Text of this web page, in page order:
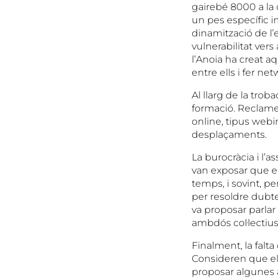
gairebé 8000 a la
un pes específic
dinamització de
vulnerabilitat vers
l’Anoia ha creat
entre ells i fer
Al llarg de la
formació.
online, tipus
desplaçaments.
La burocràcia i
van exposar que
temps, i sovint,
per resoldre
va proposar
ambdós
Finalment, la
Consideren que
proposar